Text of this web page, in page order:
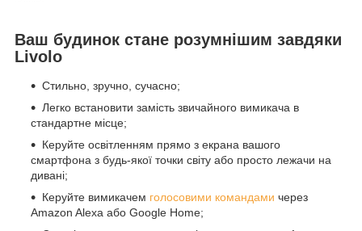
Ваш будинок стане розумнішим завдяки
Livolo
Стильно, зручно, сучасно;
Легко встановити замість звичайного вимикача в
стандартне місце;
Керуйте освітленням прямо з екрана вашого
смартфона з будь-якої точки світу або просто лежачи на
дивані;
Керуйте вимикачем голосовими командами через
Amazon Alexa або Google Home;